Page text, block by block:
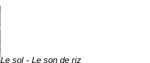
Le sol - Le son de riz